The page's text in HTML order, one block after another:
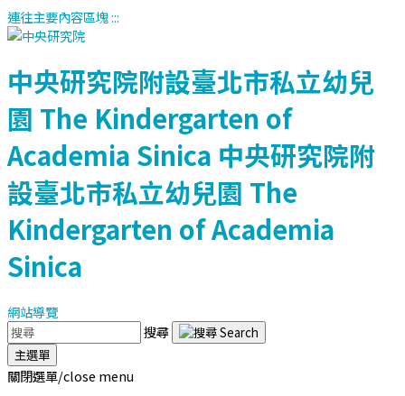
連往主要內容區塊:::
中央研究院附設臺北市私立幼兒
園 The Kindergarten of
Academia Sinica 中央研究院附
設臺北市私立幼兒園 The
Kindergarten of Academia
Sinica
網站導覽
搜尋
主選單
關閉選單/close menu